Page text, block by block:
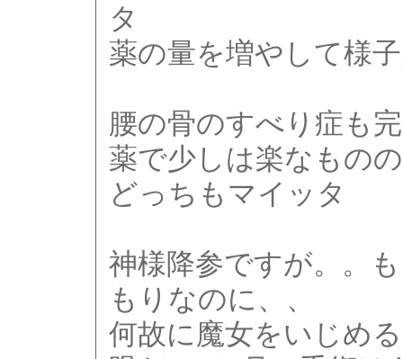
タ
薬の量を増やして様
腰の骨のすべり症も
薬で少しは楽なもの
どっちもマイッタ
神様降参ですが。。
もりなのに、、
何故に魔女をいじめ